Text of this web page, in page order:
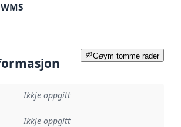
Gøym tomme rader
Ikkje oppgitt
Ikkje oppgitt